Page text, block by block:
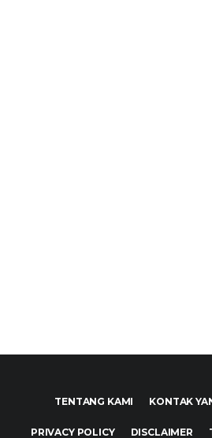
TENTANG KAMI KONTAK
PRIVACY POLICY DISCLAIMER